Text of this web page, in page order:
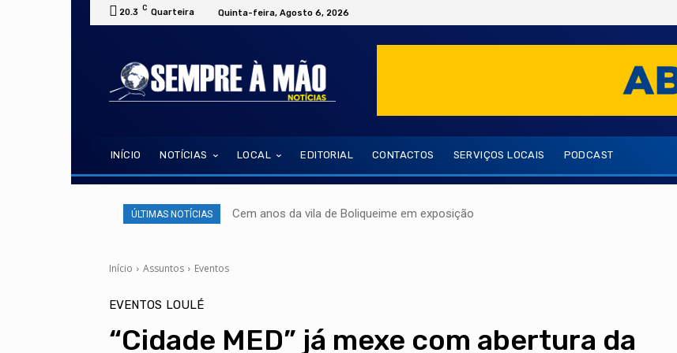
20.3 C Quarteira Quinta-feira, Agosto 6, 2026
INÍCIO NOTÍCIAS LOCAL EDITORIAL CONTACTOS SERVIÇOS LOCAIS PODCAST
ÚLTIMAS NOTÍCIAS Cem anos da vila de Boliqueime em exposição
Início Assuntos Eventos
EVENTOS LOULÉ
“Cidade MED” já mexe com abertura da